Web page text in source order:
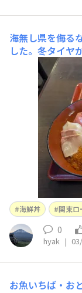
海無し県を侮る
した。冬タイヤ
付け埼玉が海
ー！！？あ〜ん
海鮮丼 関東ロ
0
hyak |
お魚いちば・お